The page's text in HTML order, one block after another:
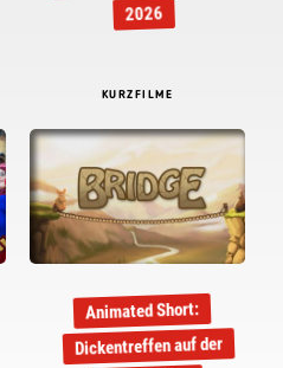
2026
KURZFILME
Animated Short:
Dickentreffen auf der